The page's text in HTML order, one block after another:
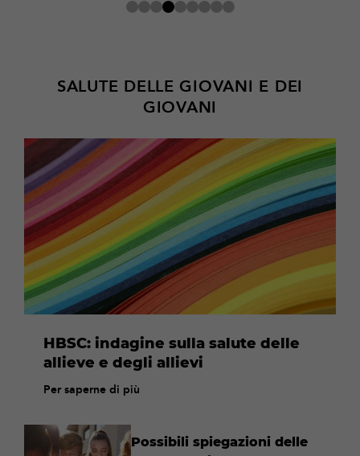
SALUTE DELLE GIOVANI E DEI
GIOVANI
HBSC: indagine sulla salute delle
allieve e degli allievi
Per
saperne
di
più
Per saperne di più
Possibili spiegazioni delle